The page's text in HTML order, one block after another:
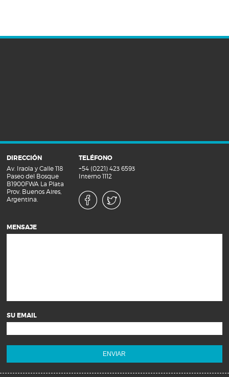
DIRECCIÓN
Av. Iraola y Calle 118
Paseo del Bosque
B1900FWA La Plata
Prov. Buenos Aires,
Argentina.
TELÉFONO
+54 (0221) 423 6593
Interno 1112
MENSAJE
SU EMAIL